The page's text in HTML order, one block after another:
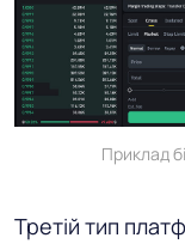
Приклад
Третій тип